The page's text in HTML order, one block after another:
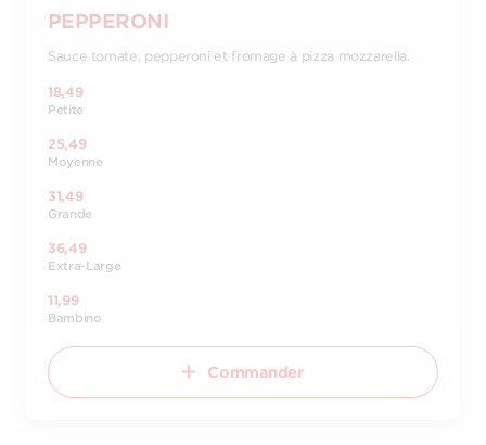
PEPPERONI
Sauce tomate, pepperoni et fromage à pizza mozzarella.
18,49
Petite
25,49
Moyenne
31,49
Grande
36,49
Extra-Large
11,99
Bambino
Commander